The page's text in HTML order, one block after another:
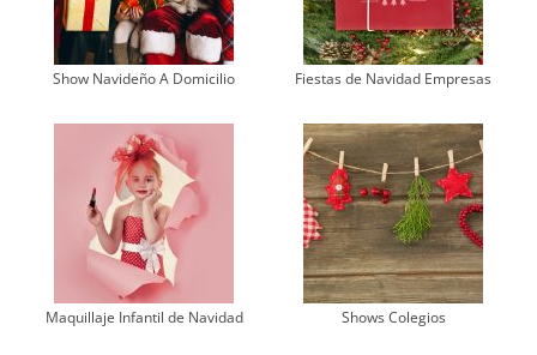
Show Navideño A Domicilio Fiestas de Navidad Empresas
Maquillaje Infantil de Navidad Shows Colegios